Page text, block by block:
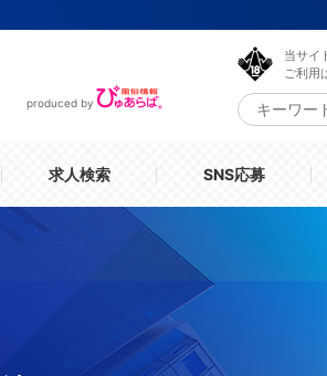
produced by
当サイ
ご利用
求人検索 SNS応募